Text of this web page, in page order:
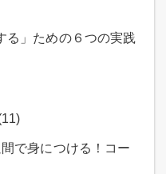
る」ための６つの実践
で身につける！コー